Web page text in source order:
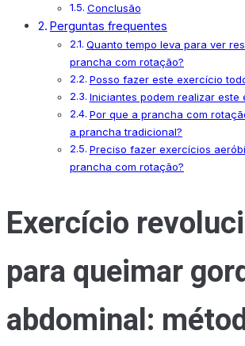
Conclusão
Perguntas frequentes
Quanto tempo leva para ver
prancha com rotação?
Posso fazer este exercício
Iniciantes podem realizar este
Por que a prancha com
a prancha tradicional?
Preciso fazer exercícios
prancha com rotação?
Exercício
para queimar
abdominal: